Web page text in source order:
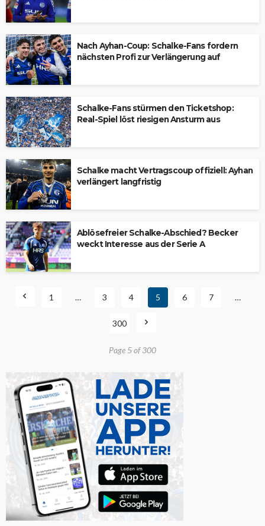
Nach Ayhan-Coup: Schalke-Fans fordern
nächsten Profi zur Verlängerung auf
Schalke-Fans stürmen den Ticketshop:
Real-Spiel löst riesigen Ansturm aus
Schalke macht Vertragscoup offiziell: Ayhan
verlängert langfristig
Ablösefreier Schalke-Abschied? Becker
weckt Interesse aus der Serie A
1 … 3 4 5 6 7 …
300
Page 5 of 300